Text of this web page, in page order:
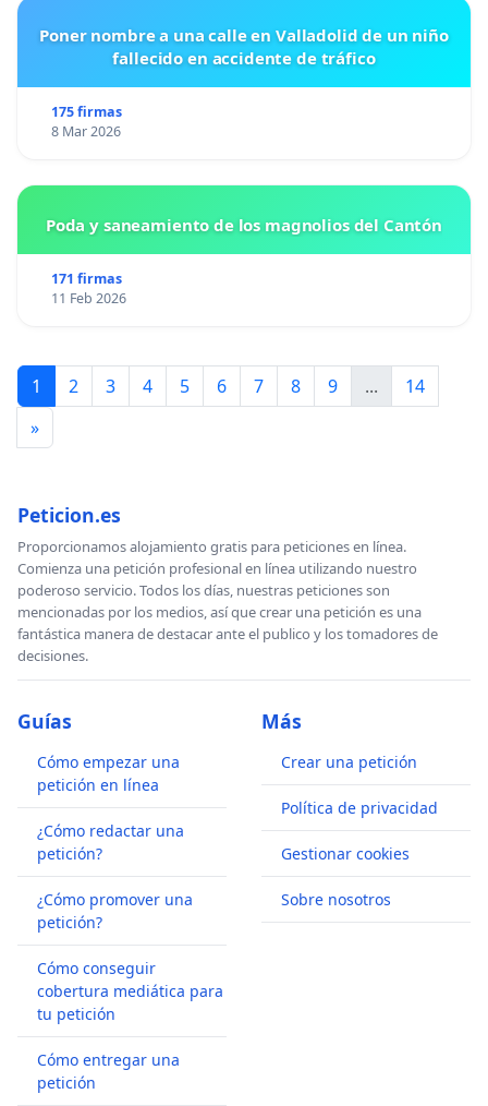
Poner nombre a una calle en Valladolid de un niño
fallecido en accidente de tráfico
175 firmas
8 Mar 2026
Poda y saneamiento de los magnolios del Cantón
171 firmas
11 Feb 2026
1 2 3 4 5 6 7 8 9 ...
14
»
Peticion.es
Proporcionamos alojamiento gratis para peticiones en línea.
Comienza una petición profesional en línea utilizando nuestro
poderoso servicio. Todos los días, nuestras peticiones son
mencionadas por los medios, así que crear una petición es una
fantástica manera de destacar ante el publico y los tomadores de
decisiones.
Guías
Cómo empezar una
petición en línea
¿Cómo redactar una
petición?
¿Cómo promover una
petición?
Cómo conseguir
cobertura mediática para
tu petición
Cómo entregar una
petición
Más
Crear una petición
Política de privacidad
Gestionar cookies
Sobre nosotros